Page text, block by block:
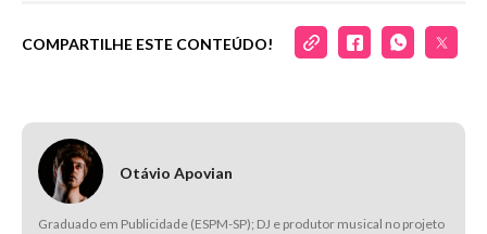
COMPARTILHE ESTE CONTEÚDO!
Otávio Apovian
Graduado em Publicidade (ESPM-SP); DJ e produtor musical no projeto